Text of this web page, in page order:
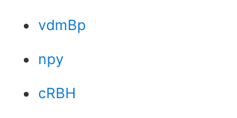
vdmBp
npy
cRBH